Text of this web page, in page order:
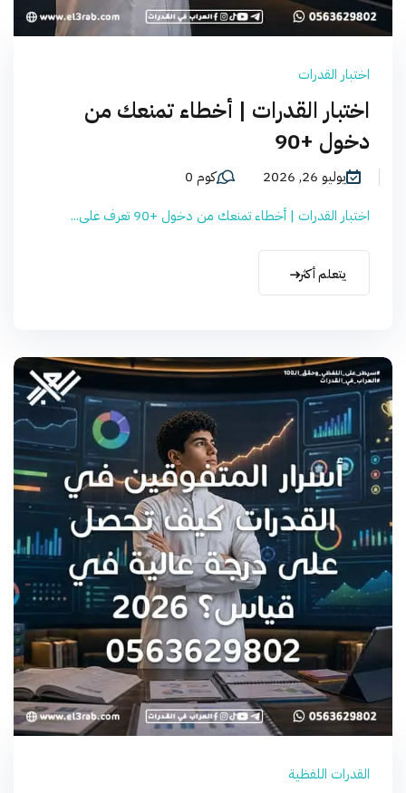
اختبار القدرات
اختبار القدرات | أخطاء تمنعك من
دخول +90
يوليو 26, 2026
كوم 0
اختبار القدرات | أخطاء تمنعك من دخول +90 تعرف على...
يتعلم أكثر
القدرات اللفظية